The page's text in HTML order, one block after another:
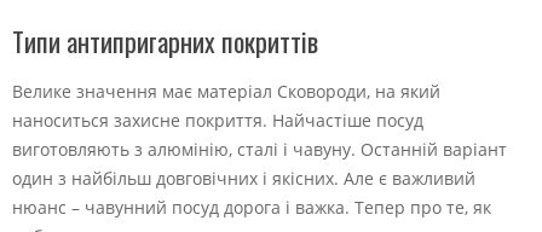
Типи антипригарних покриттів
Велике значення має матеріал Сковороди, на який
наноситься захисне покриття. Найчастіше посуд
виготовляють з алюмінію, сталі і чавуну. Останній варіант
один з найбільш довговічних і якісних. Але є важливий
нюанс – чавунний посуд дорога і важка. Тепер про те, як